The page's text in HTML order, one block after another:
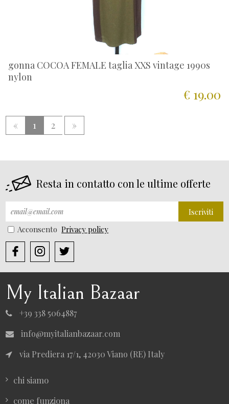
gonna COCOA FEMALE taglia XXS vintage 1990s
nylon
€ 19.00
« 1 2 »
Resta in contatto con le ultime offerte
Iscriviti
Acconsento Privacy policy
My Italian Bazaar
+39 338 5064887
info@myitalianbazaar.com
via Prediera 17/1, 42030 Viano (RE) Italy
chi siamo
come funziona